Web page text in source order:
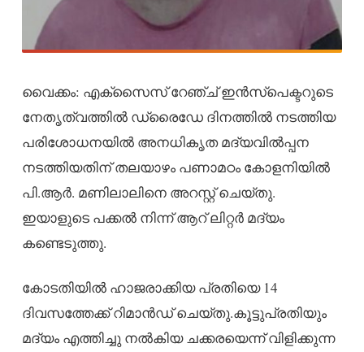
വൈക്കം: എക്സൈസ് റേഞ്ച് ഇൻസ്പെക്ടറുടെ
നേതൃത്വത്തിൽ ഡ്രൈഡേ ദിനത്തിൽ നടത്തിയ
പരിശോധനയിൽ അനധികൃത മദ്യവിൽപ്പന
നടത്തിയതിന് തലയാഴം പണാമഠം കോളനിയിൽ
പി.ആർ. മണിലാലിനെ അറസ്റ്റ് ചെയ്തു.
ഇയാളുടെ പക്കൽ നിന്ന് ആറ് ലിറ്റർ മദ്യം
കണ്ടെടുത്തു.
കോടതിയിൽ ഹാജരാക്കിയ പ്രതിയെ 14
ദിവസത്തേക്ക് റിമാൻഡ് ചെയ്തു.കൂട്ടുപ്രതിയും
മദ്യം എത്തിച്ചു നൽകിയ ചക്കരയെന്ന് വിളിക്കുന്ന